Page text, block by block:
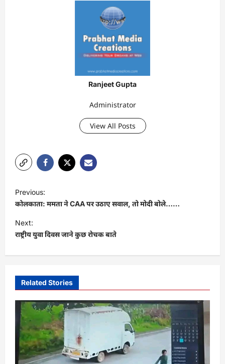
Ranjeet Gupta
Administrator
View All Posts
o
s
t
v
g
a
Previous:
कोलकाता: ममता ने CAA पर उठाए सवाल, तो मोदी बोले……
Next:
राष्ट्रीय युवा दिवस जाने कुछ रोचक बाते
Related Stories